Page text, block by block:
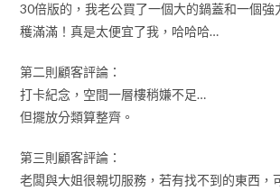
30倍版的，我老公買了一個大的鍋蓋和一個強
穫滿滿！真是太便宜了我，哈哈哈…
第二則顧客評論：
打卡紀念，空間一層樓稍嫌不足…
但擺放分類算整齊。
第三則顧客評論：
老闆與大姐很親切服務，若有找不到的東西，